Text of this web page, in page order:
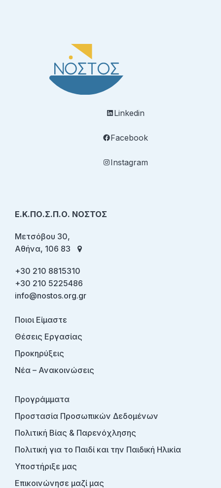
Linkedin
Facebook
Instagram
Ε.Κ.ΠΟ.Σ.Π.Ο. ΝΟΣΤΟΣ
Μετσόβου 30,
Αθήνα, 106 83
+30 210 8815310
+30 210 5225486
info@nostos.org.gr
Ποιοι Είμαστε
Θέσεις Εργασίας
Προκηρύξεις
Νέα – Ανακοινώσεις
Προγράμματα
Προστασία Προσωπικών Δεδομένων
Πολιτική Βίας & Παρενόχλησης
Πολιτική για το Παιδί και την Παιδική Ηλικία
Υποστήριξε μας
Επικοινώνησε μαζί μας